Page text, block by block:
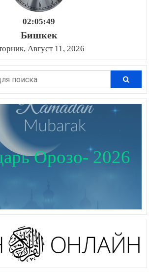
02:05:50
Бишкек
Август 11, 2026
Орозо- 2026